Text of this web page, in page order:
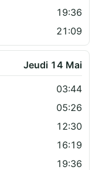
19:36
21:09
Jeudi 14 Mai
03:44
05:26
12:30
16:19
19:36